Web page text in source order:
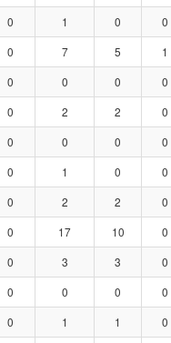
0 1 0 0
0 7 5 1
0 0 0 0
0 2 2 0
0 0 0 0
0 1 0 0
0 2 2 0
0 17 10 0
0 3 3 0
0 0 0 0
0 1 1 0